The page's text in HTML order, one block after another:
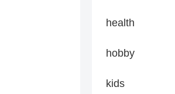
health
hobby
kids